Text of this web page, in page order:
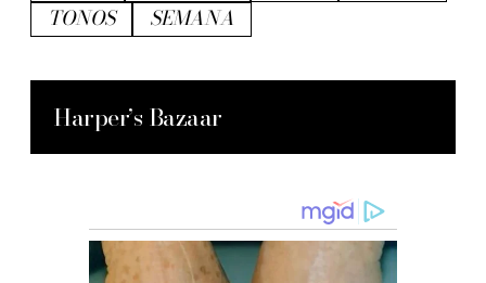
TONOS
SEMANA
Harper’s Bazaar